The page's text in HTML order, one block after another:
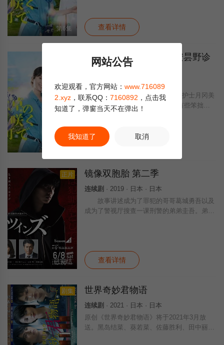
第6集
作，直面老年医疗与临终关怀的现实难题。
在“延查看详情
更新第06集
在勿忘草盛开的城镇～安昙野诊
疗记～
连续剧· 2026 · 日本 · 剧情 日本
故事围绕努力贴近患者的年轻护士月冈美
琴（福本莉子 饰），与热爱花却有些笨拙的
人在高龄化急速加剧的安昙野地区医疗一线工
作，直面老年医疗与临终关怀的现实难题。在
查看详情
正片
已完结
镜像双胞胎 第二季
连续剧 · 2019 · 日本 · 日本
故事讲述成为了罪犯的哥哥葛城勇吾以及
成为了警视厅搜查一课刑警的弟弟圭吾。弟弟
查看详情
剧集 世界奇妙君物语
连续剧 · 2021 · 日本 · 日本
原创《世界奇妙君物语》将于2021年3月放
送。黑岛结菜、葵若菜、佐藤胜利、田中丽
网站公告
欢迎观看，官方网站： www.716089
2.xyz ，联系QQ： 7160892 ，点击我
知道了，弹窗当天不在弹出！
我知道了 取消